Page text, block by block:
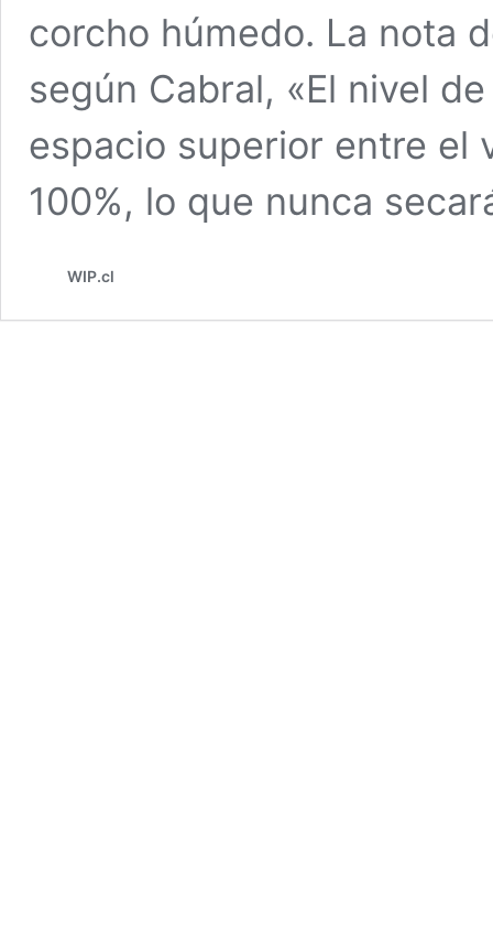
corcho húmedo. La nota
según Cabral, «El nivel
espacio superior entre el
100%, lo que nunca
WIP.cl